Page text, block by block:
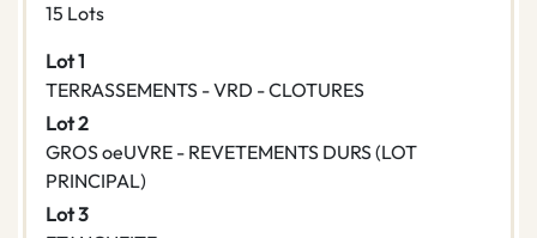
15 Lots
Lot 1
TERRASSEMENTS - VRD - CLOTURES
Lot 2
GROS oeUVRE - REVETEMENTS DURS (LOT
PRINCIPAL)
Lot 3